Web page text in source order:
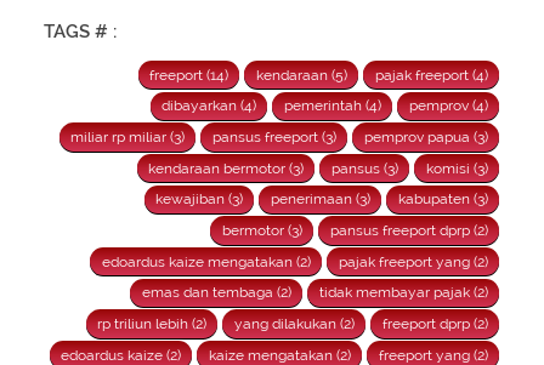
TAGS # :
freeport (14) kendaraan (5)
pajak freeport (4)
dibayarkan (4)
pemerintah (4)
pemprov (4)
miliar rp miliar (3)
pansus freeport (3)
pemprov papua (3)
kendaraan bermotor (3)
pansus (3)
komisi (3)
kewajiban (3)
penerimaan (3)
kabupaten (3)
bermotor (3)
pansus freeport dprp (2)
edoardus kaize mengatakan (2)
pajak freeport yang (2)
emas dan tembaga (2)
tidak membayar pajak (2)
rp triliun lebih (2)
yang dilakukan (2)
freeport dprp (2)
edoardus kaize (2)
kaize mengatakan (2)
freeport yang (2)